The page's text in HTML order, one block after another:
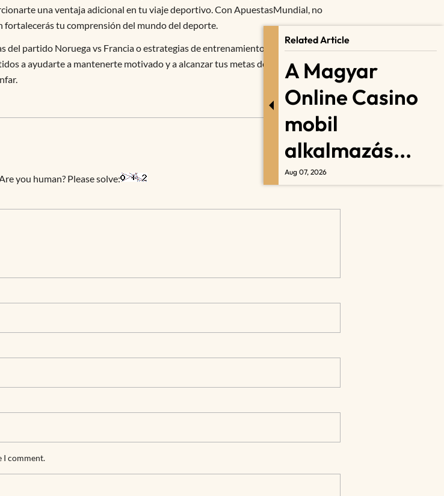
una ventaja adicional en tu viaje deportivo. Con ApuestasMundial, no
fortalecerás tu comprensión del mundo del deporte.
del partido Noruega vs Francia o estrategias de entrenamiento,
a ayudarte a mantenerte motivado y a alcanzar tus metas deportivas,
I comment.
you human? Please solve:
Related Article
A Magyar
Online Casino
mobil
alkalmazás...
Aug 07, 2026